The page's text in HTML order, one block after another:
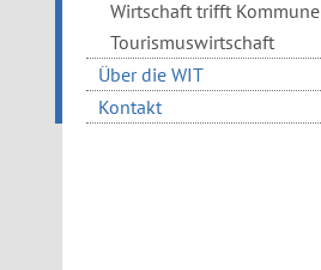
Wirtschaft trifft Kommune
Tourismuswirtschaft
Über die WIT
Kontakt